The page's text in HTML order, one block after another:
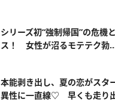
シリーズ初“強制帰国”の危機
ス！ 女性が沼るモテテク勃
本能剥き出し、夏の恋がス
異性に一直線♡ 早くも走り